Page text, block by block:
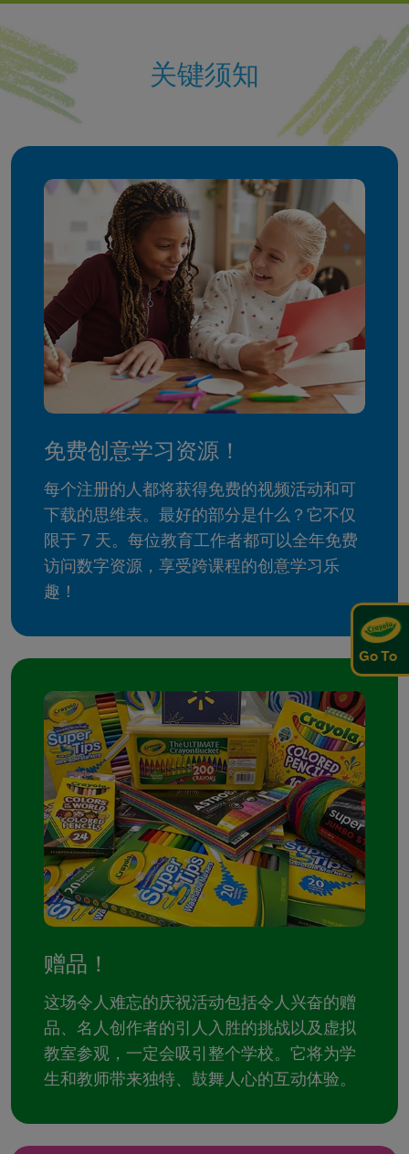
Go To
关键须知
免费创意学习资源！
每个注册的人都将获得免费的视频活动和可
下载的思维表。最好的部分是什么？它不仅
限于 7 天。每位教育工作者都可以全年免费
访问数字资源，享受跨课程的创意学习乐
趣！
赠品！
这场令人难忘的庆祝活动包括令人兴奋的赠
品、名人创作者的引人入胜的挑战以及虚拟
教室参观，一定会吸引整个学校。它将为学
生和教师带来独特、鼓舞人心的互动体验。